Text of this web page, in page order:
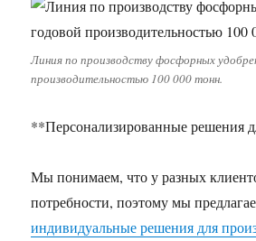
Линия по производству фосфорных
производительностью 100 000 тонн.
**Персонализированные решения
Мы понимаем, что у разных
потребности, поэтому мы
индивидуальные решения для